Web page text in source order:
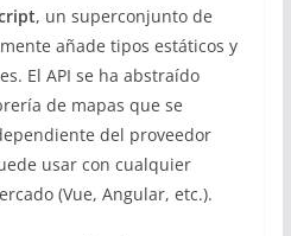
, un superconjunto de
añade tipos estáticos y
El API se ha abstraído
de mapas que se
del proveedor
usar con cualquier
(Vue, Angular, etc.).